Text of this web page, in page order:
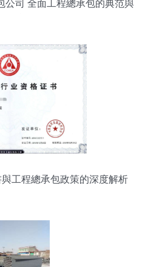
公司 全面工程總承包的典范與
工程總承包政策的深度解析